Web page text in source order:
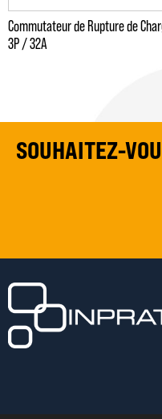
Commutateur de Rupture de
3P / 32A
SOUHAITEZ-